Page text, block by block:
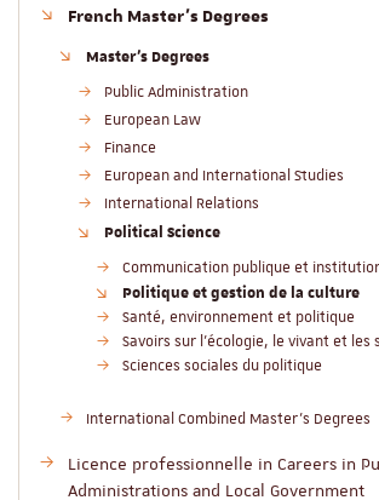
French Master’s Degrees
Master’s Degrees
Public Administration
European Law
Finance
European and International Studies
International Relations
Political Science
Communication publique et
Politique et gestion de la culture
Santé, environnement et politique
Savoirs sur l'écologie, le vivant et les
Sciences sociales du politique
International Combined Master’s Degrees
Licence professionnelle in Careers in
Administrations and Local Government